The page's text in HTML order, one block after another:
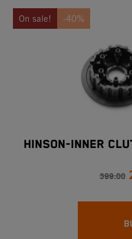
On sale! -40%
HINSON-INNER
399.00